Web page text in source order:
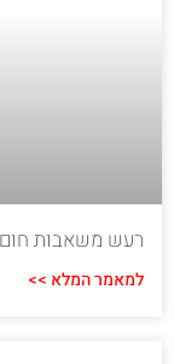
רעש משאבות
למאמר המלא >>